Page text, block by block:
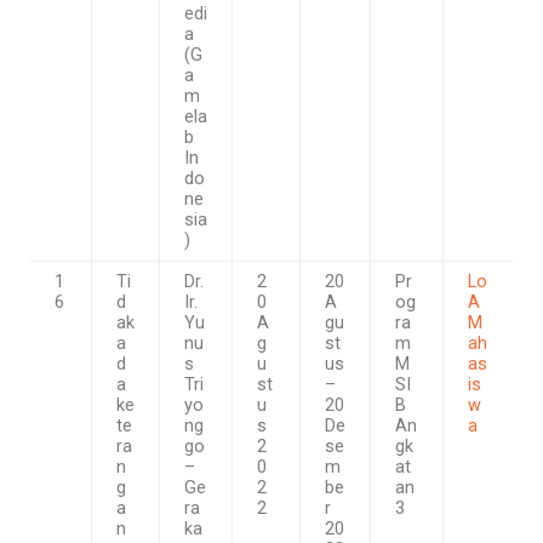
edi
a
(G
a
m
ela
b
In
do
ne
sia
)
1
6
Ti
d
ak
a
d
a
ke
te
ra
n
g
a
n
Dr.
Ir.
Yu
nu
s
Tri
yo
ng
go
–
Ge
ra
ka
2
0
A
g
u
st
u
s
2
0
2
2
20
A
gu
st
us
–
20
De
se
m
be
r
20
Pr
og
ra
m
M
SI
B
An
gk
at
an
3
Lo
A
M
ah
as
is
w
a